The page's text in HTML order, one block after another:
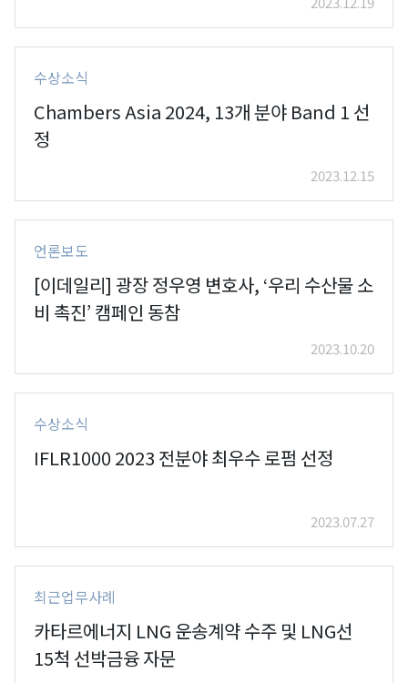
수상소식
Chambers Asia 2024, 13개 분야 Band 1 선
정
2023.12.15
언론보도
[이데일리] 광장 정우영 변호사, ‘우리 수산물 소
비 촉진’ 캠페인 동참
2023.10.20
수상소식
IFLR1000 2023 전분야 최우수 로펌 선정
2023.07.27
최근업무사례
카타르에너지 LNG 운송계약 수주 및 LNG선
15척 선박금융 자문